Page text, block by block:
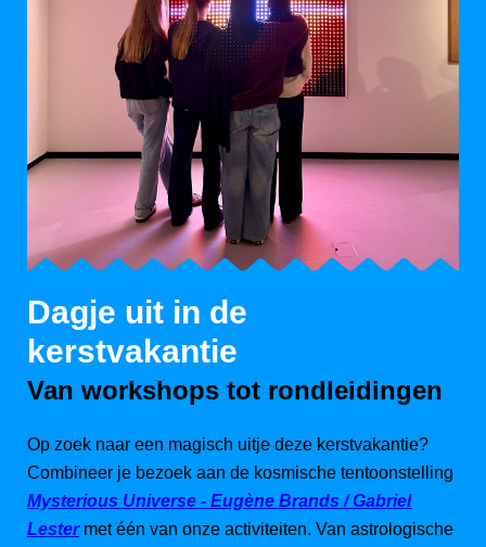
Dagje uit in de
kerstvakantie
Van workshops tot rondleidingen
Op zoek naar een magisch uitje deze kerstvakantie?
Combineer je bezoek aan de kosmische tentoonstelling
Mysterious Universe - Eugène Brands / Gabriel
Lestermet één van onze activiteiten. Van astrologische